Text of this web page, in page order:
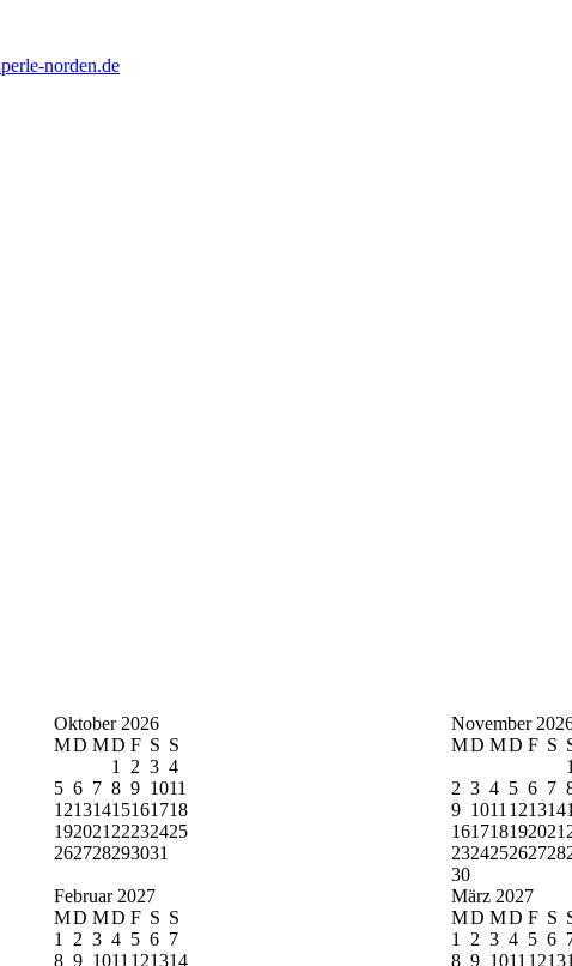
norden.de
Oktober 2026
MD MD F S S
1
2 3 4
5 6 7 8 9 1011
12131415161718
192021 22232425
262728293031
November
MD MD F S
1
2 3 4 5 6 7
9 1011 121314
161718192021
232425262728
30
Februar 2027
MD MD F S S
1
2 3 4 5 6 7
8 9 1011 121314
März 2027
MD MD F S
1
2 3 4 5 6
8 9 1011 1213